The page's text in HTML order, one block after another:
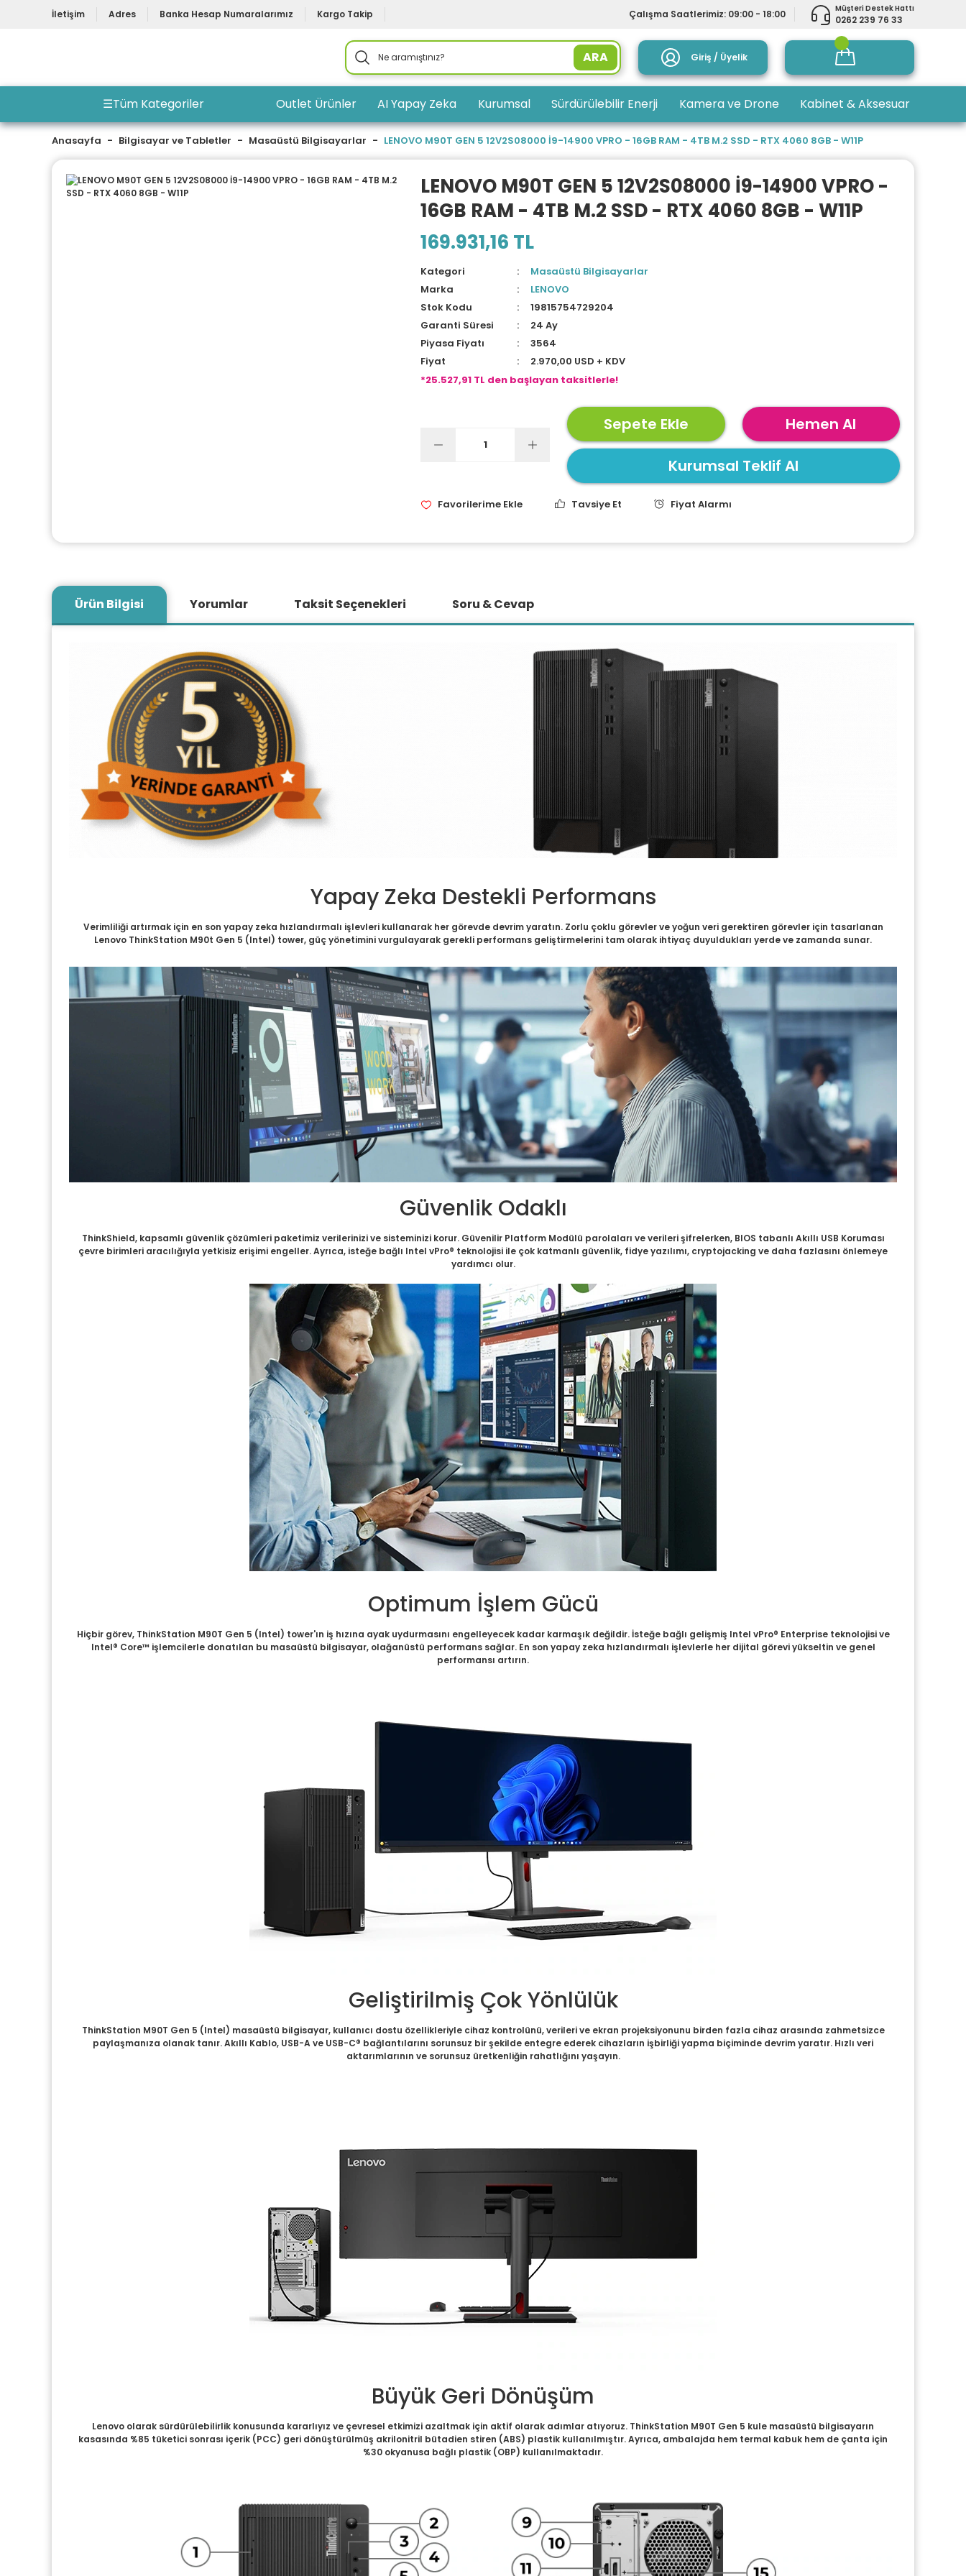
İletişim Adres Banka Hesap Numaralarımız Kargo Takip Çalışma Saatlerimiz: 09:00 - 18:00 Müşteri Destek Hattı
0262 239 76 33
ARA Giriş / Üyelik
☰Tüm Kategoriler Outlet Ürünler AI Yapay Zeka Kurumsal Sürdürülebilir Enerji Kamera ve Drone Kabinet & Aksesuar
Anasayfa Bilgisayar ve Tabletler Masaüstü Bilgisayarlar LENOVO M90T GEN 5 12V2S08000 İ9-14900 VPRO - 16GB RAM - 4TB M.2 SSD - RTX 4060 8GB - W11P
LENOVO M90T GEN 5 12V2S08000 İ9-14900 VPRO -
16GB RAM - 4TB M.2 SSD - RTX 4060 8GB - W11P
169.931,16 TL
Kategori
Masaüstü Bilgisayarlar
Marka
LENOVO
Stok Kodu
19815754729204
Garanti Süresi
24 Ay
Piyasa Fiyatı
3564
Fiyat
2.970,00 USD + KDV
*25.527,91 TL den başlayan taksitlerle!
Sepete Ekle Hemen Al
Kurumsal Teklif Al
Tavsiye Et Fiyat Alarmı
Ürün Bilgisi Yorumlar Taksit Seçenekleri Soru & Cevap
Yapay Zeka Destekli Performans
Verimliliği artırmak için en son yapay zeka hızlandırmalı işlevleri kullanarak her görevde devrim yaratın. Zorlu çoklu görevler ve yoğun veri gerektiren görevler için tasarlanan
Lenovo ThinkStation M90t Gen 5 (Intel) tower, güç yönetimini vurgulayarak gerekli performans geliştirmelerini tam olarak ihtiyaç duyuldukları yerde ve zamanda sunar.
Güvenlik Odaklı
ThinkShield, kapsamlı güvenlik çözümleri paketimiz verilerinizi ve sisteminizi korur. Güvenilir Platform Modülü parolaları ve verileri şifrelerken, BIOS tabanlı Akıllı USB Koruması
çevre birimleri aracılığıyla yetkisiz erişimi engeller. Ayrıca, isteğe bağlı Intel vPro® teknolojisi ile çok katmanlı güvenlik, fidye yazılımı, cryptojacking ve daha fazlasını önlemeye
yardımcı olur.
Optimum İşlem Gücü
Hiçbir görev, ThinkStation M90T Gen 5 (Intel) tower'ın iş hızına ayak uydurmasını engelleyecek kadar karmaşık değildir. İsteğe bağlı gelişmiş Intel vPro® Enterprise teknolojisi ve
Intel® Core™ işlemcilerle donatılan bu masaüstü bilgisayar, olağanüstü performans sağlar. En son yapay zeka hızlandırmalı işlevlerle her dijital görevi yükseltin ve genel
performansı artırın.
Geliştirilmiş Çok Yönlülük
ThinkStation M90T Gen 5 (Intel) masaüstü bilgisayar, kullanıcı dostu özellikleriyle cihaz kontrolünü, verileri ve ekran projeksiyonunu birden fazla cihaz arasında zahmetsizce
paylaşmanıza olanak tanır. Akıllı Kablo, USB-A ve USB-C® bağlantılarını sorunsuz bir şekilde entegre ederek cihazların işbirliği yapma biçiminde devrim yaratır. Hızlı veri
aktarımlarının ve sorunsuz üretkenliğin rahatlığını yaşayın.
Büyük Geri Dönüşüm
Lenovo olarak sürdürülebilirlik konusunda kararlıyız ve çevresel etkimizi azaltmak için aktif olarak adımlar atıyoruz. ThinkStation M90T Gen 5 kule masaüstü bilgisayarın
kasasında %85 tüketici sonrası içerik (PCC) geri dönüştürülmüş akrilonitril bütadien stiren (ABS) plastik kullanılmıştır. Ayrıca, ambalajda hem termal kabuk hem de çanta için
%30 okyanusa bağlı plastik (OBP) kullanılmaktadır.